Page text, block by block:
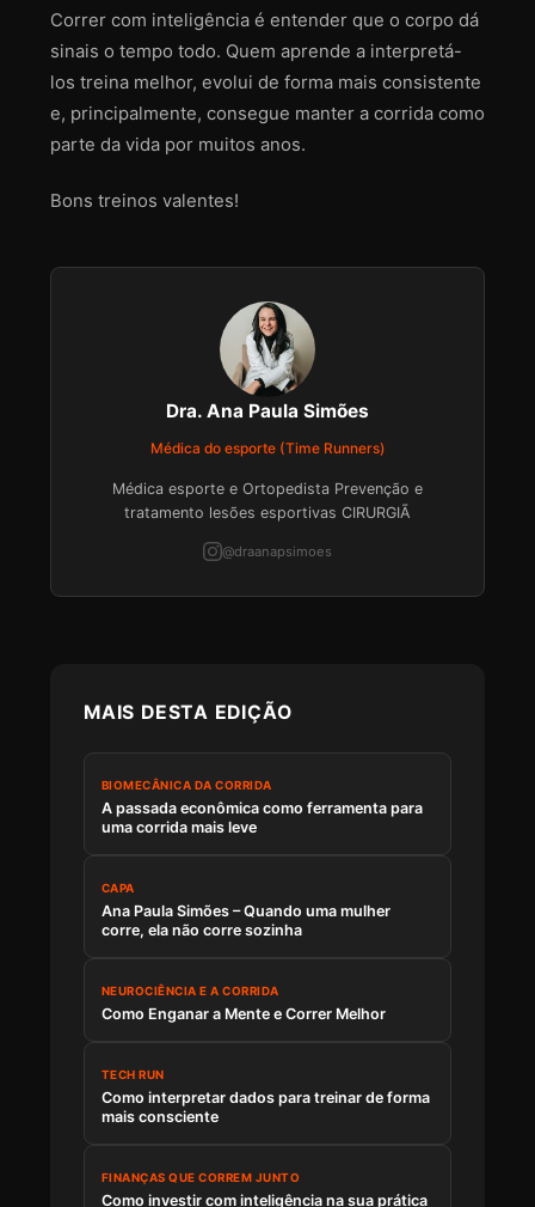
Correr com inteligência é entender que o corpo dá
sinais o tempo todo. Quem aprende a interpretá-
los treina melhor, evolui de forma mais consistente
e, principalmente, consegue manter a corrida como
parte da vida por muitos anos.
Bons treinos valentes!
Dra. Ana Paula Simões
Médica do esporte (Time Runners)
Médica esporte e Ortopedista Prevenção e
tratamento lesões esportivas CIRURGIÃ
@draanapsimoes
MAIS DESTA EDIÇÃO
BIOMECÂNICA DA CORRIDA
A passada econômica como ferramenta para
uma corrida mais leve
CAPA
Ana Paula Simões – Quando uma mulher
corre, ela não corre sozinha
NEUROCIÊNCIA E A CORRIDA
Como Enganar a Mente e Correr Melhor
TECH RUN
Como interpretar dados para treinar de forma
mais consciente
FINANÇAS QUE CORREM JUNTO
Como investir com inteligência na sua prática